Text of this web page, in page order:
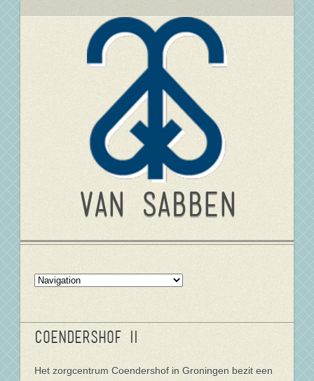
Van Sabben
Coendershof II
Het zorgcentrum Coendershof in Groningen bezit een